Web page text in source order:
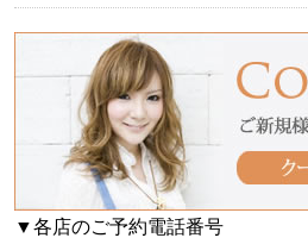
▼各店のご予約電話番号